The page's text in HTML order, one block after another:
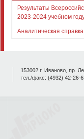
Результаты
2023-2024 учебном
Аналитическая
153002 г. Иваново, пр.
тел./факс: (4932) 42-26-